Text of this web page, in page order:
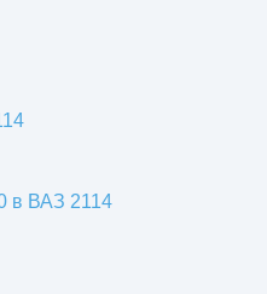
в ВАЗ 2114